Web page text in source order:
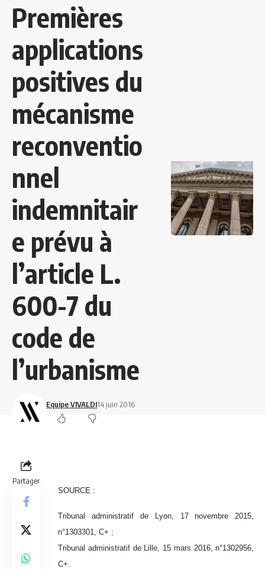
Premières
applications
positives du
mécanisme
reconventio
nnel
indemnitair
e prévu à
l’article L.
600-7 du
code de
l’urbanisme
Equipe VIVALDI14 juin 2016
Partager
SOURCE :
Tribunal administratif de Lyon, 17 novembre 2015,
n°1303301, C+ ;
Tribunal administratif de Lille, 15 mars 2016, n°1302956,
C+.